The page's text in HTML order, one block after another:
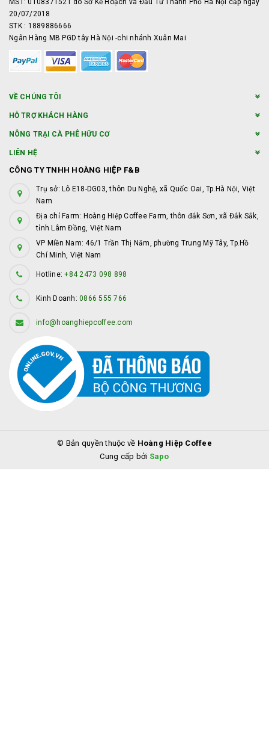
MST: 0108371521 do Sở Kế Hoạch và Đầu Tư Thành Phố Hà Nội cấp ngày
20/07/2018
STK : 1889886666
Ngân Hàng MB PGD tây Hà Nội -chi nhánh Xuân Mai
VỀ CHÚNG TÔI
HỖ TRỢ KHÁCH HÀNG
NÔNG TRẠI CÀ PHÊ HỮU CƠ
LIÊN HỆ
CÔNG TY TNHH HOÀNG HIỆP F&B
Trụ sở: Lô E18-DG03, thôn Du Nghệ, xã Quốc Oai, Tp.Hà Nội, Việt
Nam
Địa chỉ Farm: Hoàng Hiệp Coffee Farm, thôn đắk Sơn, xã Đắk Sắk,
tỉnh Lâm Đồng, Việt Nam
VP Miền Nam: 46/1 Trần Thị Năm, phường Trung Mỹ Tây, Tp.Hồ
Chí Minh, Việt Nam
Hotline:+84 2473 098 898
Kinh Doanh: 0866 555 766
info@hoanghiepcoffee.com
© Bản quyền thuộc về Hoàng Hiệp Coffee
Cung cấp bởi Sapo